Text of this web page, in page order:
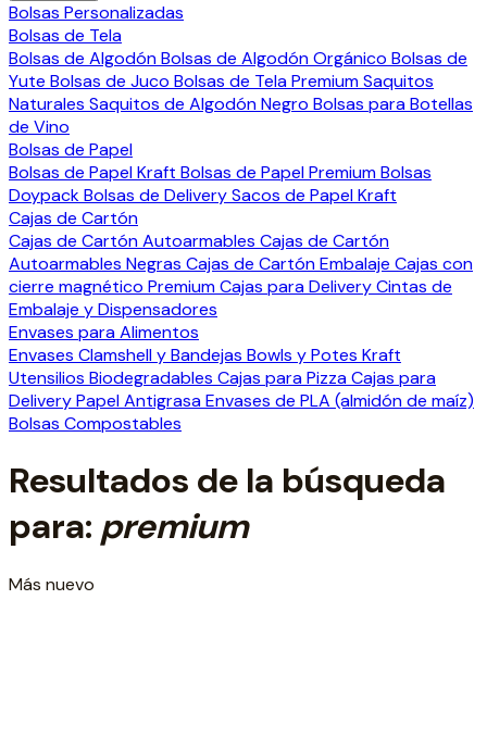
Bolsas Personalizadas
Bolsas de Tela
Bolsas de AlgodónBolsas de Algodón Orgánico Bolsas de
Yute Bolsas de Juco Bolsas de Tela PremiumSaquitos
Naturales Saquitos de Algodón Negro Bolsas para Botellas
de Vino
Bolsas de Papel
Bolsas de Papel Kraft Bolsas de Papel PremiumBolsas
DoypackBolsas de DeliverySacos de Papel Kraft
Cajas de Cartón
Cajas de Cartón Autoarmables Cajas de Cartón
Autoarmables Negras Cajas de Cartón Embalaje Cajas con
cierre magnético PremiumCajas para DeliveryCintas de
Embalaje y Dispensadores
Envases para Alimentos
Envases Clamshell y Bandejas Bowls y Potes Kraft
Utensilios Biodegradables Cajas para PizzaCajas para
DeliveryPapel AntigrasaEnvases de PLA (almidón de maíz)
Bolsas Compostables
Resultados de la búsqueda
para: premium
Más nuevo